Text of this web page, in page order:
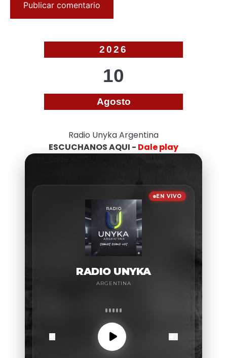
2026
10
Agosto
Radio Unyka Argentina
ESCUCHANOS AQUI - Dale play